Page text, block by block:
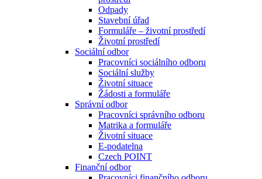
Odpady
Stavební úřad
Formuláře – životní prostředí
Životní prostředí
Sociální odbor
Pracovníci sociálního odboru
Sociální služby
Životní situace
Žádosti a formuláře
Správní odbor
Pracovníci správního odboru
Matrika a formuláře
Životní situace
E-podatelna
Czech POINT
Finanční odbor